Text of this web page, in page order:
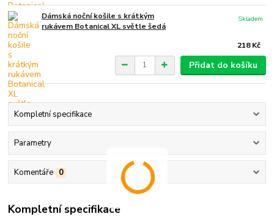
Dámská noční košile s krátkým
rukávem Botanical XL světle šedá
218 Kč
Skladem
Přidat do košíku
Kompletní specifikace
Parametry
Komentáře 0
Kompletní specifikace